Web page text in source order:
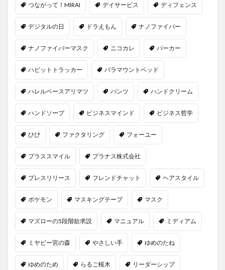
つながって！MIRAI デイサービス ディフェンス
デジタルの日 ドラえもん ナノファイバー
ナノファイバーマスク ニコカレ パーカー
ハビットトラッカー パラマウントベッド
ハレルベースアリマツ パンツ ハンドクリーム
ハンドソープ ビジネスマインド ビジネス哲学
ひび ファクタリング フォーユー
プラススマイル プラナス株式会社
プレスリリース フレンドチャット ヘアスタイル
ポケモン マスキングテープ マスク
マズローの5段階欲求説 マニュアル ミディアム
ミヤビー宮の森 やさしい手 ゆめのたね
ゆめのため らるご桜木 リーダーシップ